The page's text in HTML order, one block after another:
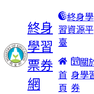
終身
學習
票券
網
終身學
習資源平
臺
首
頁
關
身學
券